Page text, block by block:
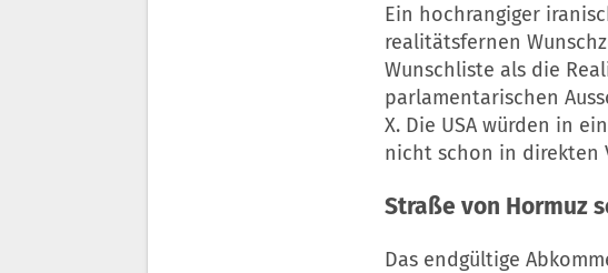
Ein hochrangiger
realitätsfernen
Wunschliste als die
parlamentarischen
X. Die USA würden in
nicht schon in direkten
Straße von Hormuz
Das endgültige